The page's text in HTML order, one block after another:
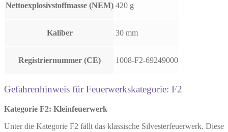
Nettoexplosivstoffmasse (NEM) 420 g
Kaliber 30 mm
Registriernummer (CE) 1008-F2-69249000
Gefahrenhinweis für Feuerwerkskategorie: F2
Kategorie F2: Kleinfeuerwerk
Unter die Kategorie F2 fällt das klassische Silvesterfeuerwerk. Diese